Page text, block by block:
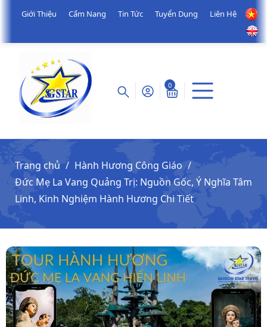
Giới Thiệu Cẩm Nang Tin Tức Tuyển Dụng Liên Hệ
0
Trang chủ
Hành Hương Công Giáo
Đức Mẹ La Vang Quảng Trị: Nguồn Gốc, Ý Nghĩa Tâm
Linh, Kinh Nghiệm Hành Hương Chi Tiết